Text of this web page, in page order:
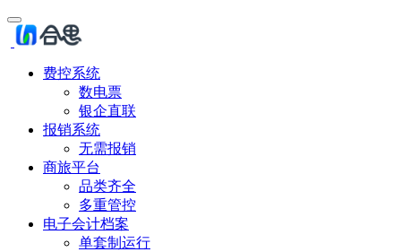
费控系统
数电票
银企直联
报销系统
无需报销
商旅平台
品类齐全
多重管控
电子会计档案
单套制运行